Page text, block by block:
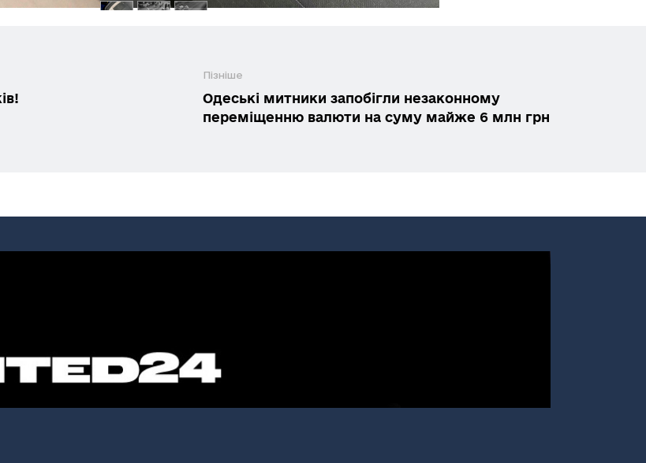
Пізніше
Одеські митники запобігли незаконному
переміщенню валюти на суму майже 6 млн грн